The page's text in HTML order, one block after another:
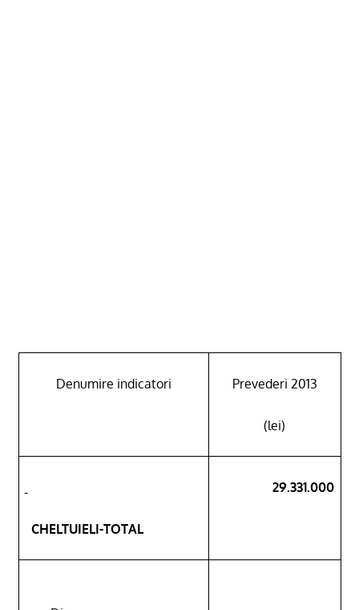
Denumire indicatori Prevederi 2013
(lei)
CHELTUIELI-TOTAL
29.331.000